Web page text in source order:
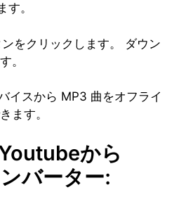
。
をクリックします。 ダウン
。
イスから MP3 曲をオフライ
ます。
から
バーター: